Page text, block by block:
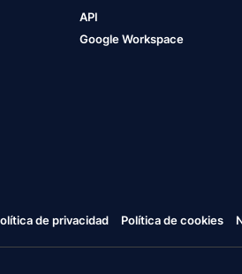
API
Google Workspace
de privacidad Política de cookies